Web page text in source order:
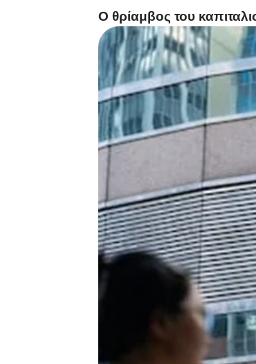
Ο θρίαμβος του